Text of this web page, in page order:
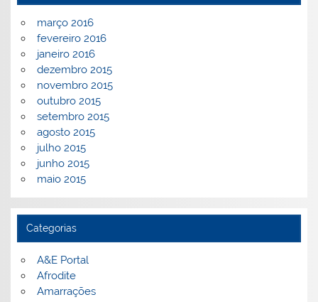
março 2016
fevereiro 2016
janeiro 2016
dezembro 2015
novembro 2015
outubro 2015
setembro 2015
agosto 2015
julho 2015
junho 2015
maio 2015
Categorias
A&E Portal
Afrodite
Amarrações